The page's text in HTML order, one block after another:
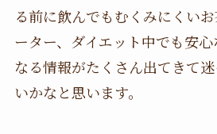
る前に飲んでもむくみにくい
ーター、ダイエット中でも安
なる情報がたくさん出てきて
いかなと思います。